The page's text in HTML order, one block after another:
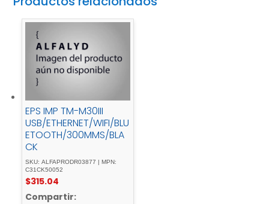
EPS IMP TM-M30III
USB/ETHERNET/WIFI/BLU
ETOOTH/300MMS/BLA
CK
SKU: ALFAPRODR03877 | MPN:
C31CK50052
$315.04
Compartir: